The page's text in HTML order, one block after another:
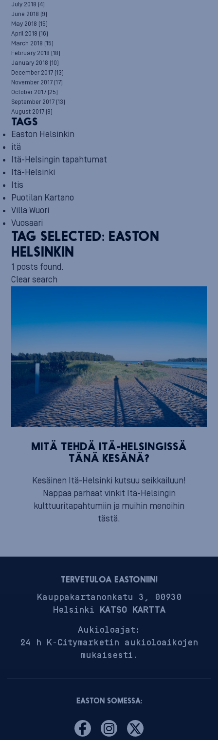
July 2018 (4)
June 2018 (9)
May 2018 (15)
April 2018 (16)
March 2018 (15)
February 2018 (18)
January 2018 (10)
December 2017 (13)
November 2017 (17)
October 2017 (25)
September 2017 (13)
August 2017 (9)
TAGS
Easton Helsinkin
itä
Itä-Helsingin tapahtumat
Itä-Helsinki
Itis
Puotilan Kartano
Villa Wuori
Vuosaari
TAG SELECTED: EASTON
HELSINKIN
1 posts found.
Clear search
MITÄ TEHDÄ ITÄ-HELSINGISSÄ
TÄNÄ KESÄNÄ?
Kesäinen Itä-Helsinki kutsuu seikkailuun!
Nappaa parhaat vinkit Itä-Helsingin
kulttuuritapahtumiin ja muihin menoihin
tästä.
TERVETULOA EASTONIIN!
Kauppakartanonkatu 3, 00930
Helsinki KATSO KARTTA
Aukioloajat:
24 h K-Citymarketin aukioloaikojen
mukaisesti.
EASTON SOMESSA: